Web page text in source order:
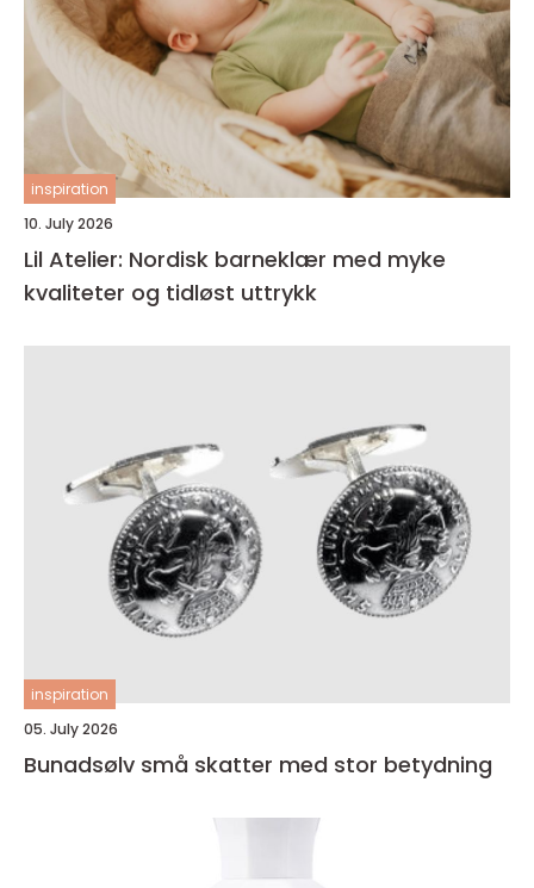
inspiration
10. July 2026
Lil Atelier: Nordisk barneklær med myke
kvaliteter og tidløst uttrykk
inspiration
05. July 2026
Bunadsølv små skatter med stor betydning